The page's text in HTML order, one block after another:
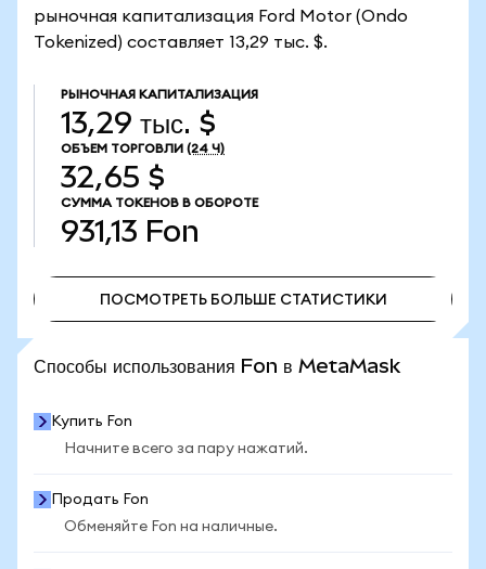
рыночная капитализация Ford Motor (Ondo
Tokenized) составляет 13,29 тыс. $.
РЫНОЧНАЯ КАПИТАЛИЗАЦИЯ
13,29 тыс. $
ОБЪЕМ ТОРГОВЛИ (24 Ч)
32,65 $
СУММА ТОКЕНОВ В ОБОРОТЕ
931,13 Fon
ПОСМОТРЕТЬ БОЛЬШЕ СТАТИСТИКИ
Способы использования Fon в MetaMask
Купить Fon
Начните всего за пару нажатий.
Продать Fon
Обменяйте Fon на наличные.